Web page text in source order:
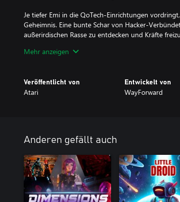
Je tiefer Emi in die QoTech-Einrichtungen
Geheimnis. Eine bunte Schar von Hacker-
außerirdischen Rasse zu entdecken und Kräfte
Yars Rising zelebriert die Yars-Franchise in
Merkmale:
Bereiche erreichen kann. Eine weitläufige,
Erkundungen.
Sci-Fi-Intrigen: Ein scheinbar bodenloses
versteckte unterirdische Labore und sogar bis in
dunkle Wahrheit hinter dem QoTech-Konzern
einer außerirdischen Rasse entdeckt.
Mehr anzeigen
Veröffentlicht von
Atari
Entwickelt von
WayForward
Anderen gefällt auch